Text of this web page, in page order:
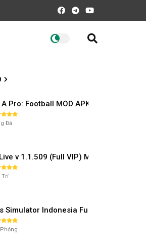
A Pro: Football MOD APK (Vô Hạn Tiền)
Đá
v 1.1.509 (Full VIP) Mở khóa phòng
Trí
Simulator Indonesia Full Mod APK